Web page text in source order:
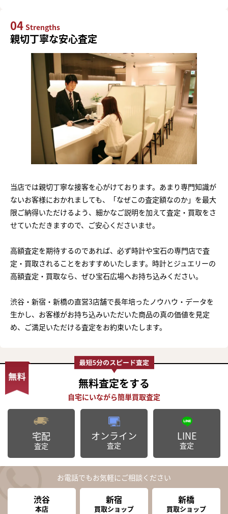
04 Strengths
親切丁寧な安心査定
当店では親切丁寧な接客を心がけております。あまり専門知識が
ないお客様におかれましても、「なぜこの査定額なのか」を最大
限ご納得いただけるよう、細かなご説明を加えて査定・買取をさ
せていただきますので、ご安心くださいませ。
高額査定を期待するのであれば、必ず時計や宝石の専門店で査
定・買取されることをおすすめいたします。時計とジュエリーの
高額査定・買取なら、ぜひ宝石広場へお持ち込みください。
渋谷・新宿・新橋の直営3店舗で長年培ったノウハウ・データを
生かし、お客様がお持ち込みいただいた商品の真の価値を見定
め、ご満足いただける査定をお約束いたします。
無料査定をする
宅配
査定
オンライン
査定
LINE
査定
お電話でもお気軽にご相談ください
渋谷
本店
新宿
買取ショップ
新橋
買取ショップ